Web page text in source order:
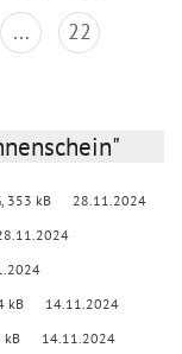
... 22
353 kB 28.11.2024
kB 14.11.2024
kB 14.11.2024